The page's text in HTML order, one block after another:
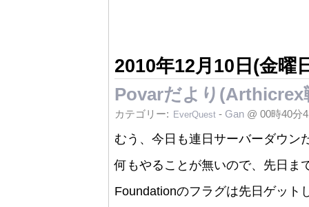
2010年12月10日(金曜
Povarだより(Arthicrex
カテゴリー: EverQuest - Gan @ 00時40分
むう、今日も連日サーバーダウン
何もやることが無いので、先日ま
Foundationのフラグは先日ゲット